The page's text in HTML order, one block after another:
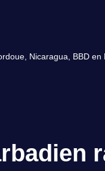
Nicaragua, BBD